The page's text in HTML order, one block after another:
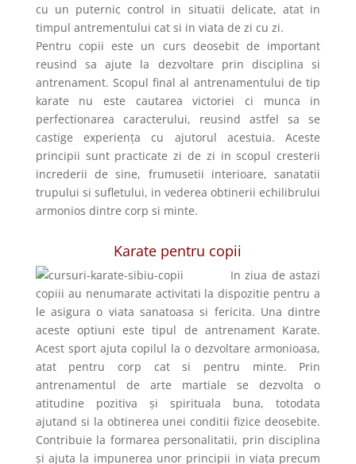
cu un puternic control in situatii delicate, atat in
timpul antrementului cat si in viata de zi cu zi.
Pentru copii este un curs deosebit de important
reusind sa ajute la dezvoltare prin disciplina si
antrenament. Scopul final al antrenamentului de tip
karate nu este cautarea victoriei ci munca in
perfectionarea caracterului, reusind astfel sa se
castige experiența cu ajutorul acestuia. Aceste
principii sunt practicate zi de zi in scopul cresterii
increderii de sine, frumusetii interioare, sanatatii
trupului si sufletului, in vederea obtinerii echilibrului
armonios dintre corp si minte.
Karate pentru copii
In ziua de astazi
copiii au nenumarate activitati la dispozitie pentru a
le asigura o viata sanatoasa si fericita. Una dintre
aceste optiuni este tipul de antrenament Karate.
Acest sport ajuta copilul la o dezvoltare armonioasa,
atat pentru corp cat si pentru minte. Prin
antrenamentul de arte martiale se dezvolta o
atitudine pozitiva și spirituala buna, totodata
ajutand si la obtinerea unei conditii fizice deosebite.
Contribuie la formarea personalitatii, prin disciplina
și ajuta la impunerea unor principii in viața precum